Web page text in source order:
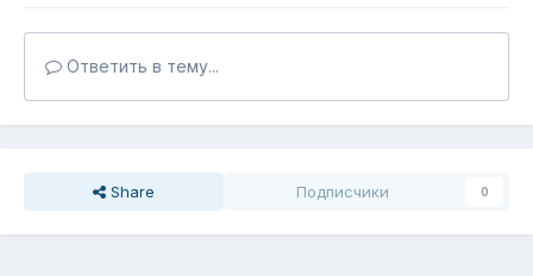
Ответить в тему...
Share Подписчики 0